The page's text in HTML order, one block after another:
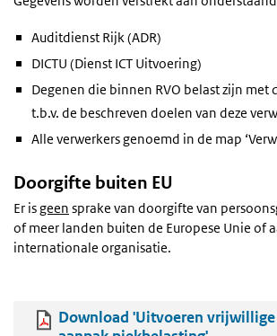
Auditdienst Rijk (ADR)
DICTU (Dienst ICT Uitvoering)
Degenen die binnen RVO belast zijn met
t.b.v. de beschreven doelen van deze
Alle verwerkers genoemd in de map
Doorgifte buiten EU
Er isgeen sprake van doorgifte van
of meer landen buiten de Europese Unie of
internationale organisatie.
Download 'Uitvoeren vrijwillige